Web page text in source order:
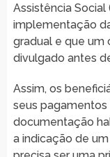
Assistência Social
implementação
gradual e que um
divulgado antes
Assim, os
seus
documentação
a indicação de